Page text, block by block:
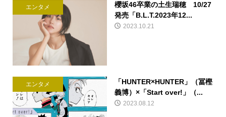
エンタメ
櫻坂46卒業の土生瑞穂 10/27
発売「B.L.T.2023年12...
2023.10.21
エンタメ
「HUNTER×HUNTER」（冨樫
義博）×「Start over!」（...
2023.08.12